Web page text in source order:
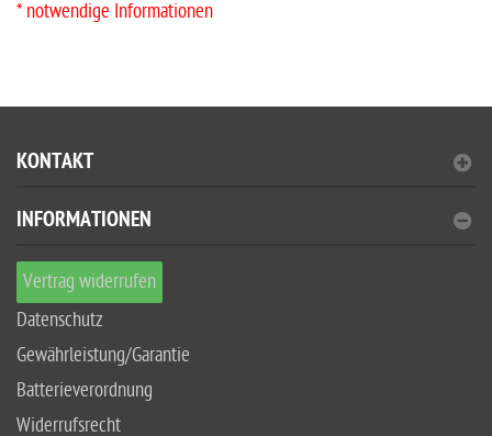
* notwendige Informationen
KONTAKT
INFORMATIONEN
Vertrag widerrufen
Datenschutz
Gewährleistung/Garantie
Batterieverordnung
Widerrufsrecht